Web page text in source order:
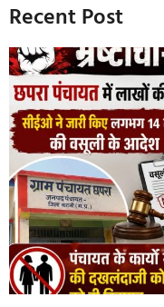
Recent Post